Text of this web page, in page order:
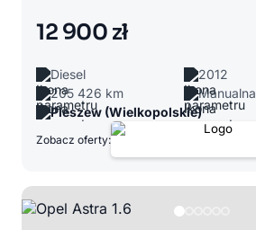
12 900 zł
Diesel
2012
205 426 km
Manualna
Pleszew (Wielkopolskie)
Zobacz oferty: